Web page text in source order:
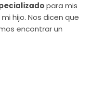
para mis
hijo. Nos dicen que
encontrar un